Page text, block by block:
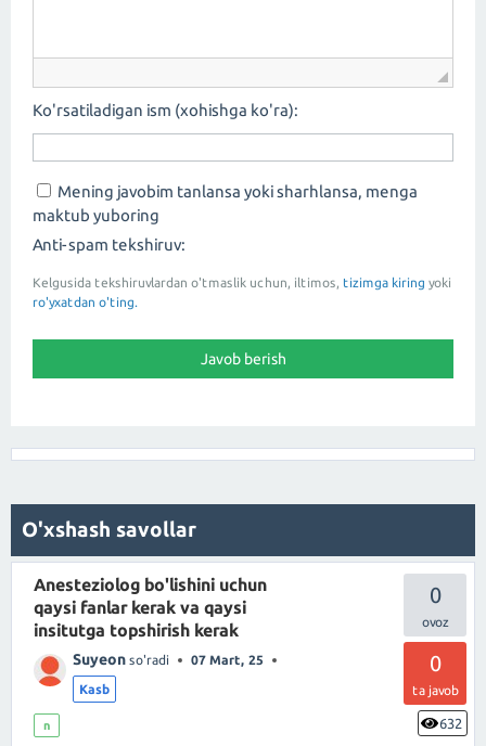
Ko'rsatiladigan ism (xohishga ko'ra):
Mening javobim tanlansa yoki sharhlansa, menga
maktub yuboring
Anti-spam tekshiruv:
Kelgusida tekshiruvlardan o'tmaslik uchun, iltimos, tizimga kiring yoki
ro'yxatdan o'ting.
O'xshash savollar
0
0
ta javob
632
Anesteziolog bo'lishini uchun
qaysi fanlar kerak va qaysi
insitutga topshirish kerak
Suyeon so'radi 07 Mart, 25
Kasb
n